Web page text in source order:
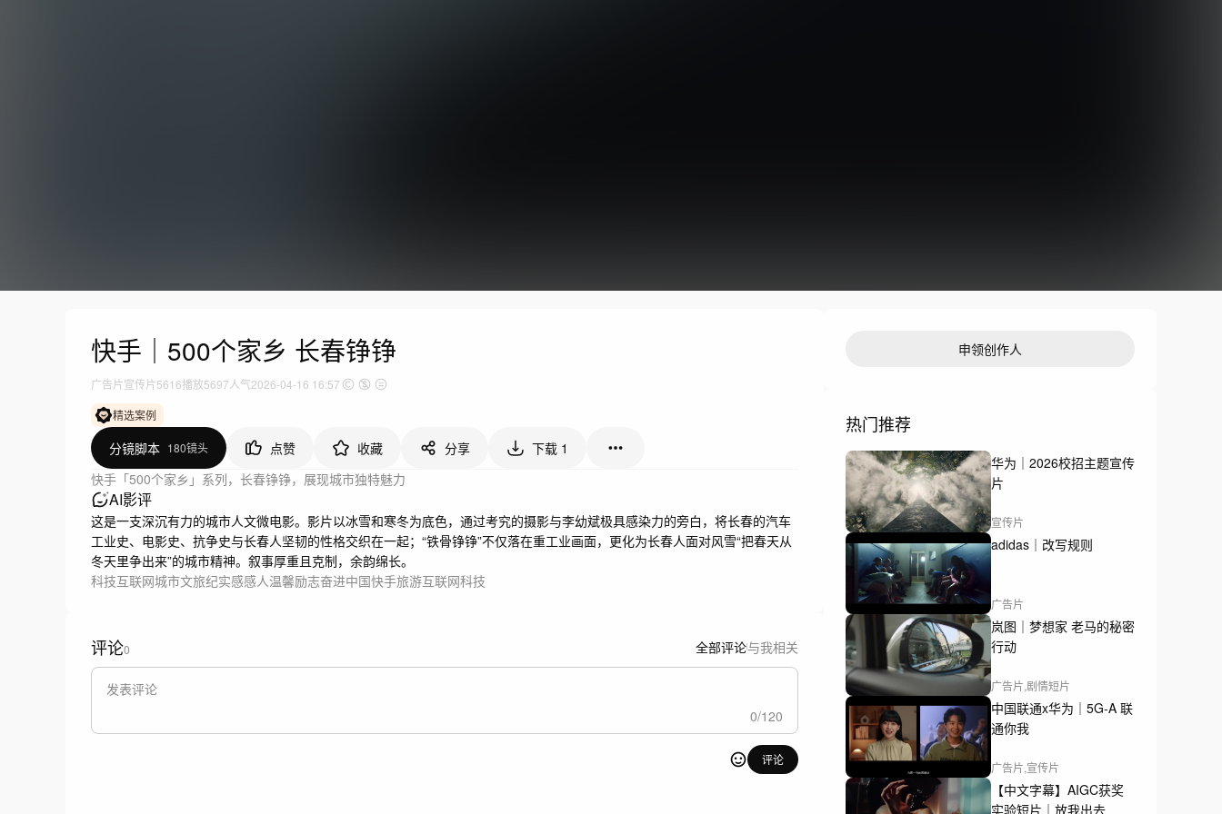
快手｜500个家乡 长春铮铮
广告片宣传片5616播放5697人气2026-04-16 16:57
精选案例
分镜脚本 180镜头 点赞 收藏 分享 下载 1
快手「500个家乡」系列，长春铮铮，展现城市独特魅力
AI影评
这是一支深沉有力的城市人文微电影。影片以冰雪和寒冬为底色，通过考究的摄影与李幼斌极具感染力的旁白，将长春的汽车
工业史、电影史、抗争史与长春人坚韧的性格交织在一起；“铁骨铮铮”不仅落在重工业画面，更化为长春人面对风雪“把春天从
冬天里争出来”的城市精神。叙事厚重且克制，余韵绵长。
科技互联网城市文旅纪实感感人温馨励志奋进中国快手旅游互联网科技
评论0 全部评论与我相关
0/120
评论
申领创作人
热门推荐
华为｜2026校招主题宣传
片
宣传片
adidas｜改写规则
广告片
岚图｜梦想家 老马的秘密
行动
广告片,剧情短片
中国联通x华为｜5G-A 联
通你我
广告片,宣传片
【中文字幕】AIGC获奖
实验短片｜放我出去